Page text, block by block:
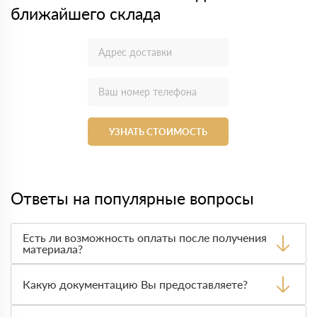
ближайшего склада
УЗНАТЬ СТОИМОСТЬ
Ответы на популярные вопросы
Есть ли возможность оплаты после получения
материала?
оплата по факту получения товара. При этом, если
доставленный товар был ненадлежащего качества, то
Вы вправе от него отказаться.
Какую документацию Вы предоставляете?